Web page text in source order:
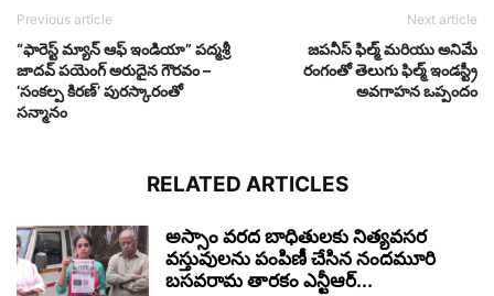
Previous article
“ఫారెస్ట్ మ్యాన్ ఆఫ్ ఇండియా” పద్మశ్రీ
జాదవ్ పయెంగ్ అరుదైన గౌరవం –
‘సంకల్ప కిరణ్’ పురస్కారంతో
సన్మానం
Next article
జపనీస్ ఫిల్మ్ మరియు అనిమే
రంగంతో తెలుగు ఫిల్మ్ ఇండస్ట్రీ
అవగాహన ఒప్పందం
RELATED ARTICLES
అస్సాం వరద బాధితులకు నిత్యవసర
వస్తువులను పంపిణీ చేసిన నందమూరి
బసవరామ తారకం ఎన్టీఆర్...